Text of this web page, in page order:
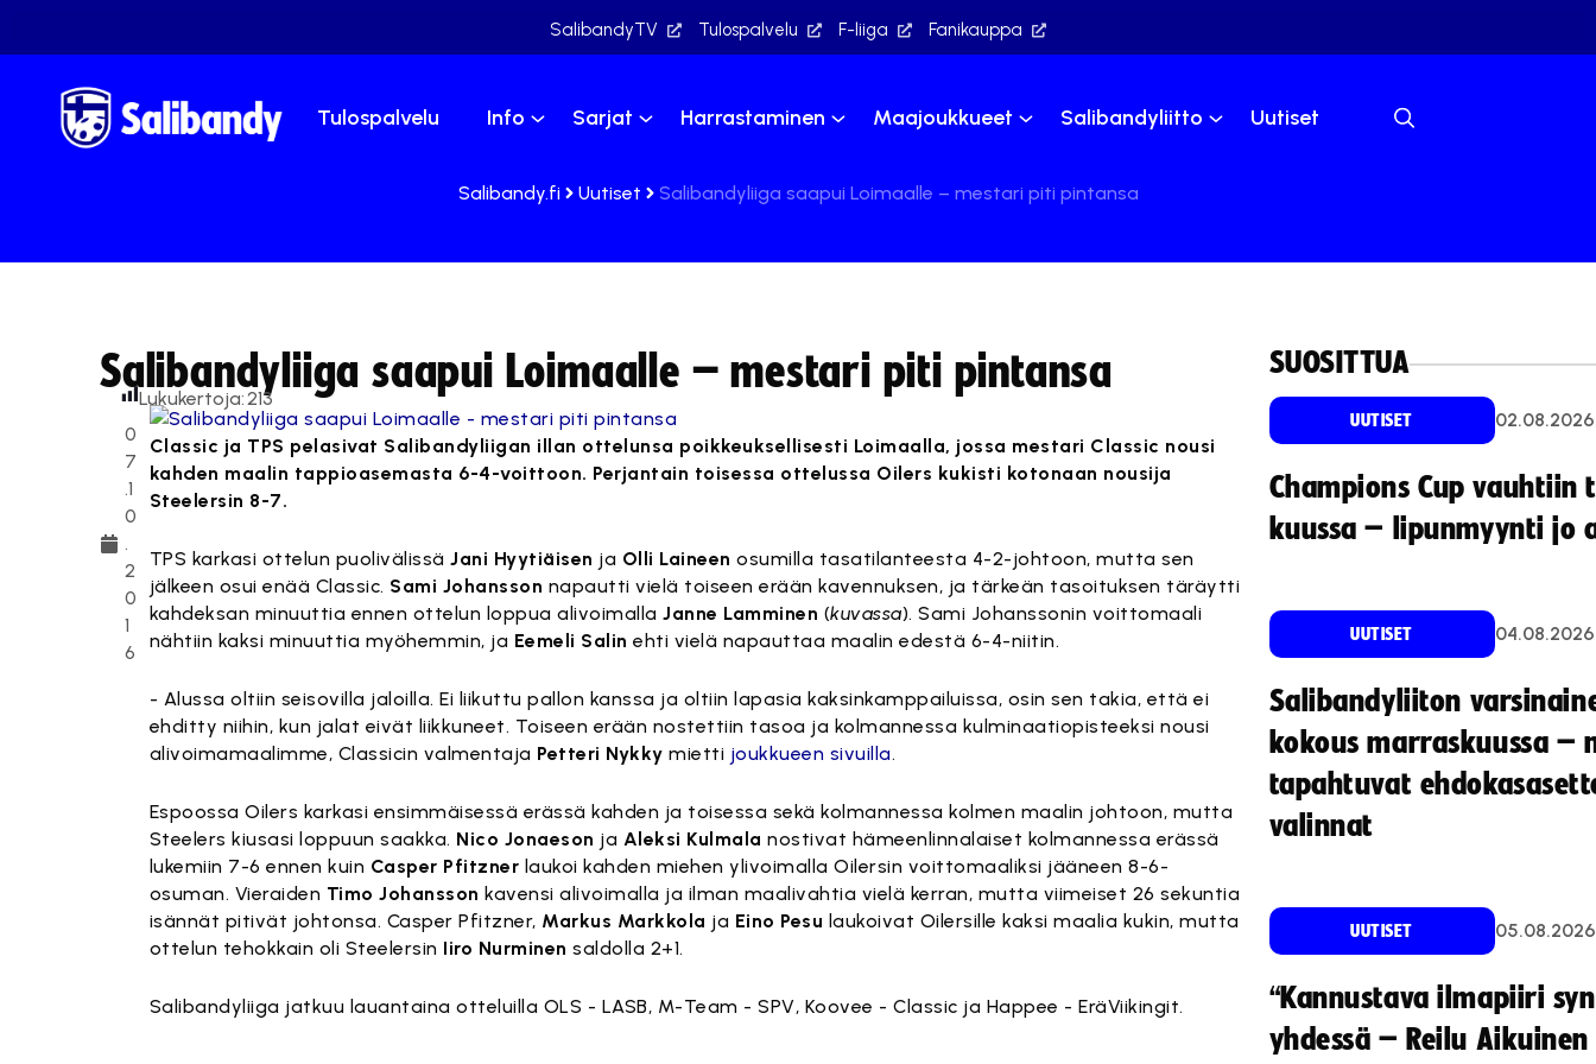
SalibandyTV Tulospalvelu F-liiga Fanikauppa
Tulospalvelu Info Sarjat Harrastaminen Maajoukkueet Salibandyliitto Uutiset
Salibandy.fi Uutiset Salibandyliiga saapui Loimaalle – mestari piti pintansa
Salibandyliiga saapui Loimaalle – mestari piti pintansa
0
7
.1
0
.
2
0
1
6
Lukukertoja:213
Classic ja TPS pelasivat Salibandyliigan illan ottelunsa poikkeuksellisesti Loimaalla, jossa mestari Classic nousi
kahden maalin tappioasemasta 6-4-voittoon. Perjantain toisessa ottelussa Oilers kukisti kotonaan nousija
Steelersin 8-7.
TPS karkasi ottelun puolivälissäJani Hyytiäisen ja Olli Laineen osumilla tasatilanteesta 4-2-johtoon, mutta sen
jälkeen osui enää Classic. Sami Johansson napautti vielä toiseen erään kavennuksen, ja tärkeän tasoituksen täräytti
kahdeksan minuuttia ennen ottelun loppua alivoimalla Janne Lamminen (kuvassa). Sami Johanssonin voittomaali
nähtiin kaksi minuuttia myöhemmin, ja Eemeli Salin ehti vielä napauttaa maalin edestä 6-4-niitin.
- Alussa oltiin seisovilla jaloilla. Ei liikuttu pallon kanssa ja oltiin lapasia kaksinkamppailuissa, osin sen takia, että ei
ehditty niihin, kun jalat eivät liikkuneet. Toiseen erään nostettiin tasoa ja kolmannessa kulminaatiopisteeksi nousi
alivoimamaalimme, Classicin valmentaja Petteri Nykky mietti joukkueen sivuilla.
Espoossa Oilers karkasi ensimmäisessä erässä kahden ja toisessa sekä kolmannessa kolmen maalin johtoon, mutta
Steelers kiusasi loppuun saakka. Nico Jonaeson ja Aleksi Kulmala nostivat hämeenlinnalaiset kolmannessa erässä
lukemiin 7-6 ennen kuin Casper Pfitzner laukoi kahden miehen ylivoimalla Oilersin voittomaaliksi jääneen 8-6-
osuman. Vieraiden Timo Johansson kavensi alivoimalla ja ilman maalivahtia vielä kerran, mutta viimeiset 26 sekuntia
isännät pitivät johtonsa. Casper Pfitzner, Markus Markkola ja Eino Pesu laukoivat Oilersille kaksi maalia kukin, mutta
ottelun tehokkain oli Steelersin Iiro Nurminen saldolla 2+1.
Salibandyliiga jatkuu lauantaina otteluilla OLS - LASB, M-Team - SPV, Koovee - Classic ja Happee - EräViikingit.
SUOSITTUA
UUTISET 02.08.2026
Champions Cup vauhtiin
kuussa – lipunmyynti jo
UUTISET 04.08.2026
Salibandyliiton
kokous marraskuussa –
tapahtuvat
valinnat
UUTISET 05.08.2026
“Kannustava ilmapiiri
yhdessä – Reilu